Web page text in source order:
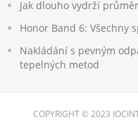
Jak dlouho vydrží
Honor Band 6: Všechny
Nakládání s pevným
tepelných metod
COPYRIGHT © 2023